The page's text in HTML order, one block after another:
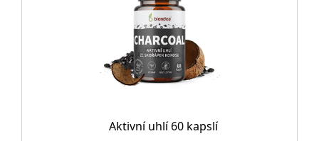
Aktivní uhlí 60 kapslí